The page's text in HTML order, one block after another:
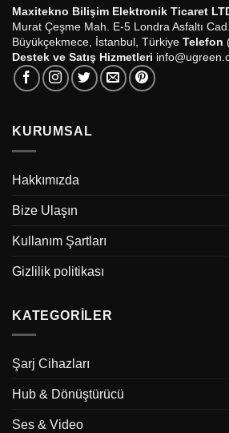
Maxitekno Bilişim Elektronik Ticaret
Murat Çeşme Mah. E-5 Londra Asfaltı
Büyükçekmece, İstanbul, Türkiye Telefon
Destek ve Satış Hizmetleri
KURUMSAL
Hakkımızda
Bize Ulaşın
Kullanım Şartları
Gizlilik politikası
KATEGORILER
Şarj Cihazları
Hub & Dönüştürücü
Ses & Video